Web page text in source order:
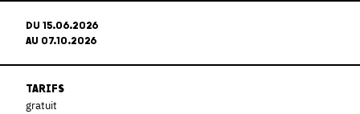
DU 15.06.2026
AU 07.10.2026
TARIFS
gratuit